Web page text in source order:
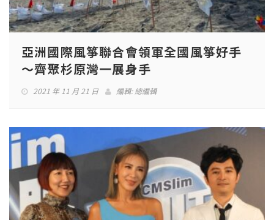
亞洲國際風箏聯合會領軍全國風箏好手
～齊聚杉原灣一展身手
2021 年 11 月 21 日 編輯:總編輯